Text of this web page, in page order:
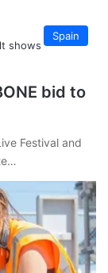
Spain
bid to
Festival and